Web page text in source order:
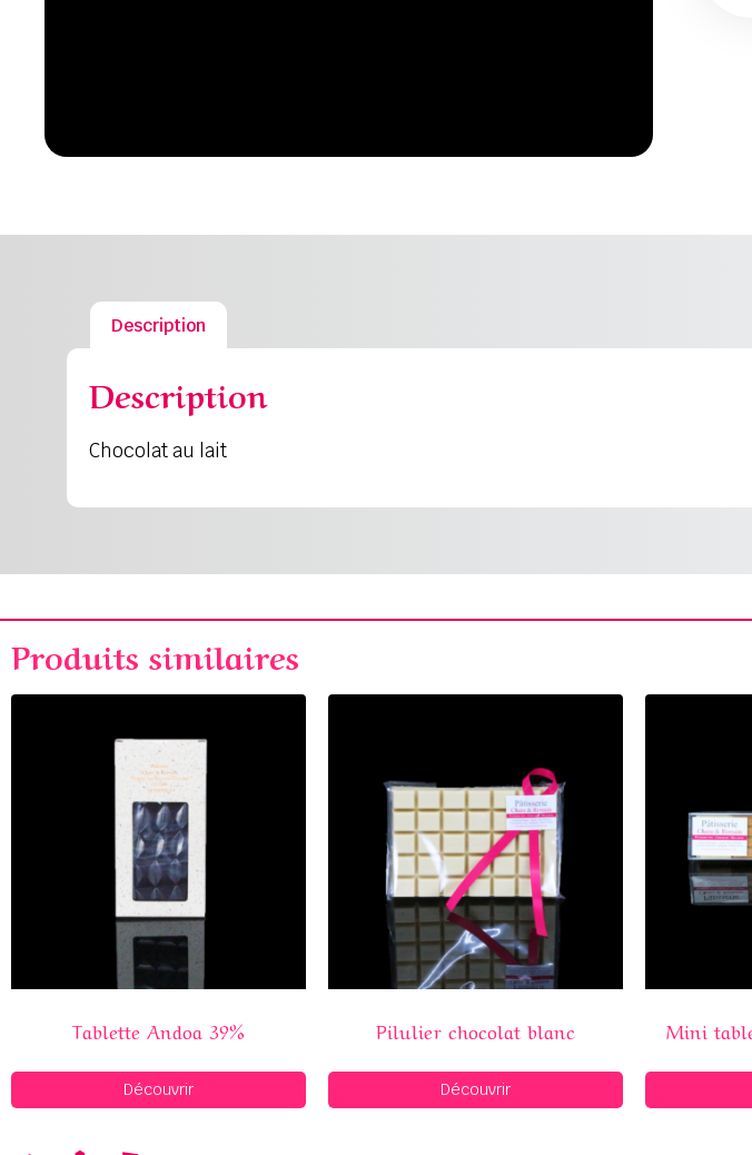
Description
Description
Chocolat au lait
Produits similaires
Tablette Andoa 39%
Découvrir
Pilulier chocolat blanc
Découvrir
Mini